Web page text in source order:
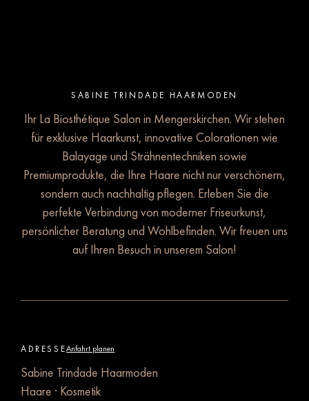
SABINE TRINDADE HAARMODEN
Ihr La Biosthétique Salon in Mengerskirchen. Wir stehen
für exklusive Haarkunst, innovative Colorationen wie
Balayage und Strähnentechniken sowie
Premiumprodukte, die Ihre Haare nicht nur verschönern,
sondern auch nachhaltig pflegen. Erleben Sie die
perfekte Verbindung von moderner Friseurkunst,
persönlicher Beratung und Wohlbefinden. Wir freuen uns
auf Ihren Besuch in unserem Salon!
ADRESSEAnfahrt planen
Sabine Trindade Haarmoden
Haare · Kosmetik